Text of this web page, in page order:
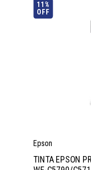
11%
OFF
Epson
TINTA EPSON